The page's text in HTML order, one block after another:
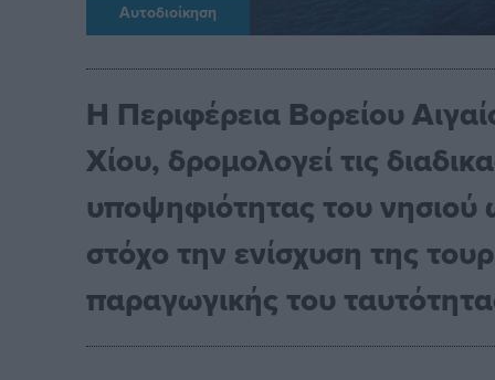
Αυτοδιοίκηση
Η Περιφέρεια Βορείου
Χίου, δρομολογεί τις
υποψηφιότητας του
στόχο την ενίσχυση της
παραγωγικής του